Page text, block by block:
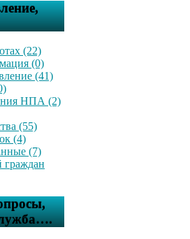
(22)
(0)
(41)
НПА (2)
(55)
(4)
(7)